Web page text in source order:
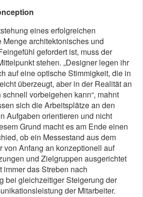
eines erfolgreichen
Menge architektonisches und
gefordert ist, muss der
stehen. „Designer legen ihr
auf eine optische Stimmigkeit, die in
überzeugt, aber in der Realität an
vorbeigehen kann“, mahnt
sich die Arbeitsplätze an den
Aufgaben orientieren und nicht
Grund macht es am Ende einen
ob ein Messestand aus dem
von Anfang an konzeptionell auf
und Zielgruppen ausgerichtet
immer das Streben nach
bei gleichzeitiger Steigerung der
der Mitarbeiter.